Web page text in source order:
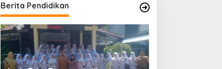
Berita Pendidikan